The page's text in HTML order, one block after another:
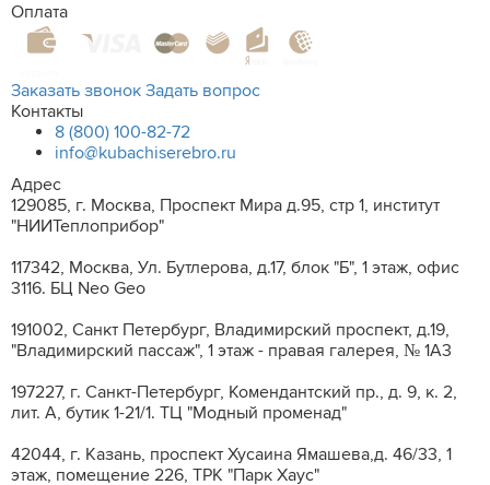
Оплата
Заказать звонок Задать вопрос
Контакты
8 (800) 100-82-72
info@kubachiserebro.ru
Адрес
129085, г. Москва, Проспект Мира д.95, стр 1, институт
"НИИТеплоприбор"
117342, Москва, Ул. Бутлерова, д.17, блок "Б", 1 этаж, офис
3116. БЦ Neo Geo
191002, Санкт Петербург, Владимирский проспект, д.19,
"Владимирский пассаж", 1 этаж - правая галерея, № 1А3
197227, г. Санкт-Петербург, Комендантский пр., д. 9, к. 2,
лит. A, бутик 1-21/1. ТЦ "Модный променад"
42044, г. Казань, проспект Хусаина Ямашева,д. 46/33, 1
этаж, помещение 226, ТРК "Парк Хаус"